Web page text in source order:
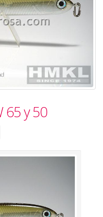
65 y 50